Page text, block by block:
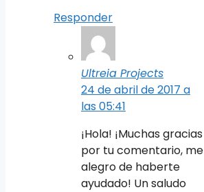
Responder
Ultreia Projects
24 de abril de 2017 a
las 05:41
¡Hola! ¡Muchas gracias
por tu comentario, me
alegro de haberte
ayudado! Un saludo